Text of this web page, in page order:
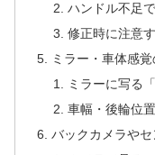
ハンドル不足
修正時に注意
ミラー・車体感
ミラーに写る
車幅・後輪位
バックカメラや